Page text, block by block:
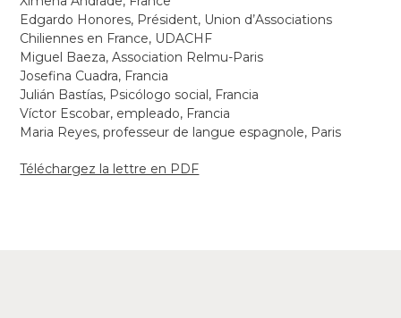
Edgardo Honores, Président, Union d’Associations
Chiliennes en France, UDACHF
Miguel Baeza, Association Relmu-Paris
Josefina Cuadra, Francia
Julián Bastías, Psicólogo social, Francia
Víctor Escobar, empleado, Francia
Maria Reyes, professeur de langue espagnole, Paris
Téléchargez la lettre en PDF